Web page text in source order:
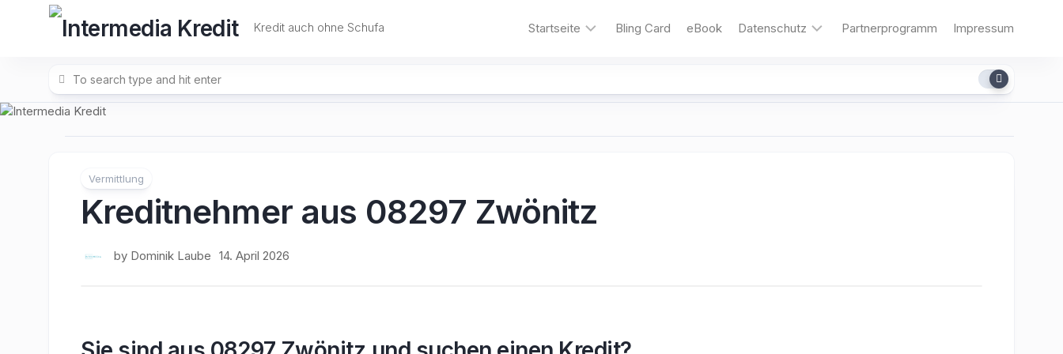
Kredit auch ohne Schufa Startseite
&#8211;
Umschuldungskredit
Bling Card eBook Datenschutz Partnerprogramm Impressum
Vermittlung
Kreditnehmer aus 08297 Zwönitz
by Dominik Laube 14. April 2026